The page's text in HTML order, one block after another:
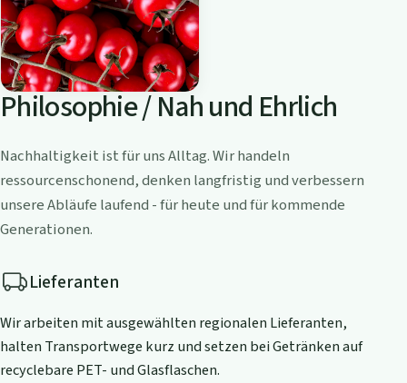
Philosophie / Nah und Ehrlich
Nachhaltigkeit ist für uns Alltag. Wir handeln
ressourcenschonend, denken langfristig und verbessern
unsere Abläufe laufend - für heute und für kommende
Generationen.
Lieferanten
Wir arbeiten mit ausgewählten regionalen Lieferanten,
halten Transportwege kurz und setzen bei Getränken auf
recyclebare PET- und Glasflaschen.